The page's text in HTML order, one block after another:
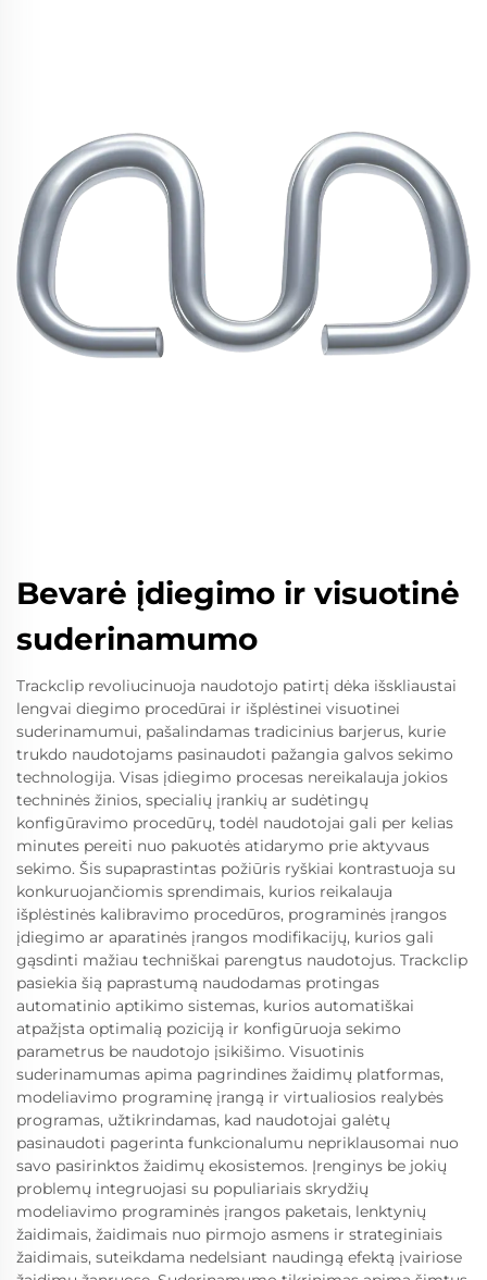
Bevarė įdiegimo ir visuotinė
suderinamumo
Trackclip revoliucinuoja naudotojo patirtį dėka išskliaustai
lengvai diegimo procedūrai ir išplėstinei visuotinei
suderinamumui, pašalindamas tradicinius barjerus, kurie
trukdo naudotojams pasinaudoti pažangia galvos sekimo
technologija. Visas įdiegimo procesas nereikalauja jokios
techninės žinios, specialių įrankių ar sudėtingų
konfigūravimo procedūrų, todėl naudotojai gali per kelias
minutes pereiti nuo pakuotės atidarymo prie aktyvaus
sekimo. Šis supaprastintas požiūris ryškiai kontrastuoja su
konkuruojančiomis sprendimais, kurios reikalauja
išplėstinės kalibravimo procedūros, programinės įrangos
įdiegimo ar aparatinės įrangos modifikacijų, kurios gali
gąsdinti mažiau techniškai parengtus naudotojus. Trackclip
pasiekia šią paprastumą naudodamas protingas
automatinio aptikimo sistemas, kurios automatiškai
atpažįsta optimalią poziciją ir konfigūruoja sekimo
parametrus be naudotojo įsikišimo. Visuotinis
suderinamumas apima pagrindines žaidimų platformas,
modeliavimo programinę įrangą ir virtualiosios realybės
programas, užtikrindamas, kad naudotojai galėtų
pasinaudoti pagerinta funkcionalumu nepriklausomai nuo
savo pasirinktos žaidimų ekosistemos. Įrenginys be jokių
problemų integruojasi su populiariais skrydžių
modeliavimo programinės įrangos paketais, lenktynių
žaidimais, žaidimais nuo pirmojo asmens ir strateginiais
žaidimais, suteikdama nedelsiant naudingą efektą įvairiose